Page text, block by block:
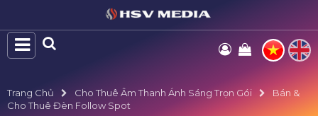
Trang Chủ Cho Thuê Âm Thanh Ánh Sáng Trọn Gói
Bán &
Cho Thuê Đèn Follow Spot